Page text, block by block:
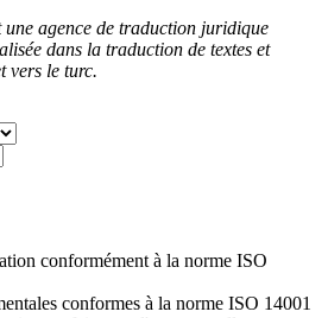
une agence de traduction juridique
dans la traduction de textes et
vers le turc.
conformément à la norme ISO
conformes à la norme ISO 14001